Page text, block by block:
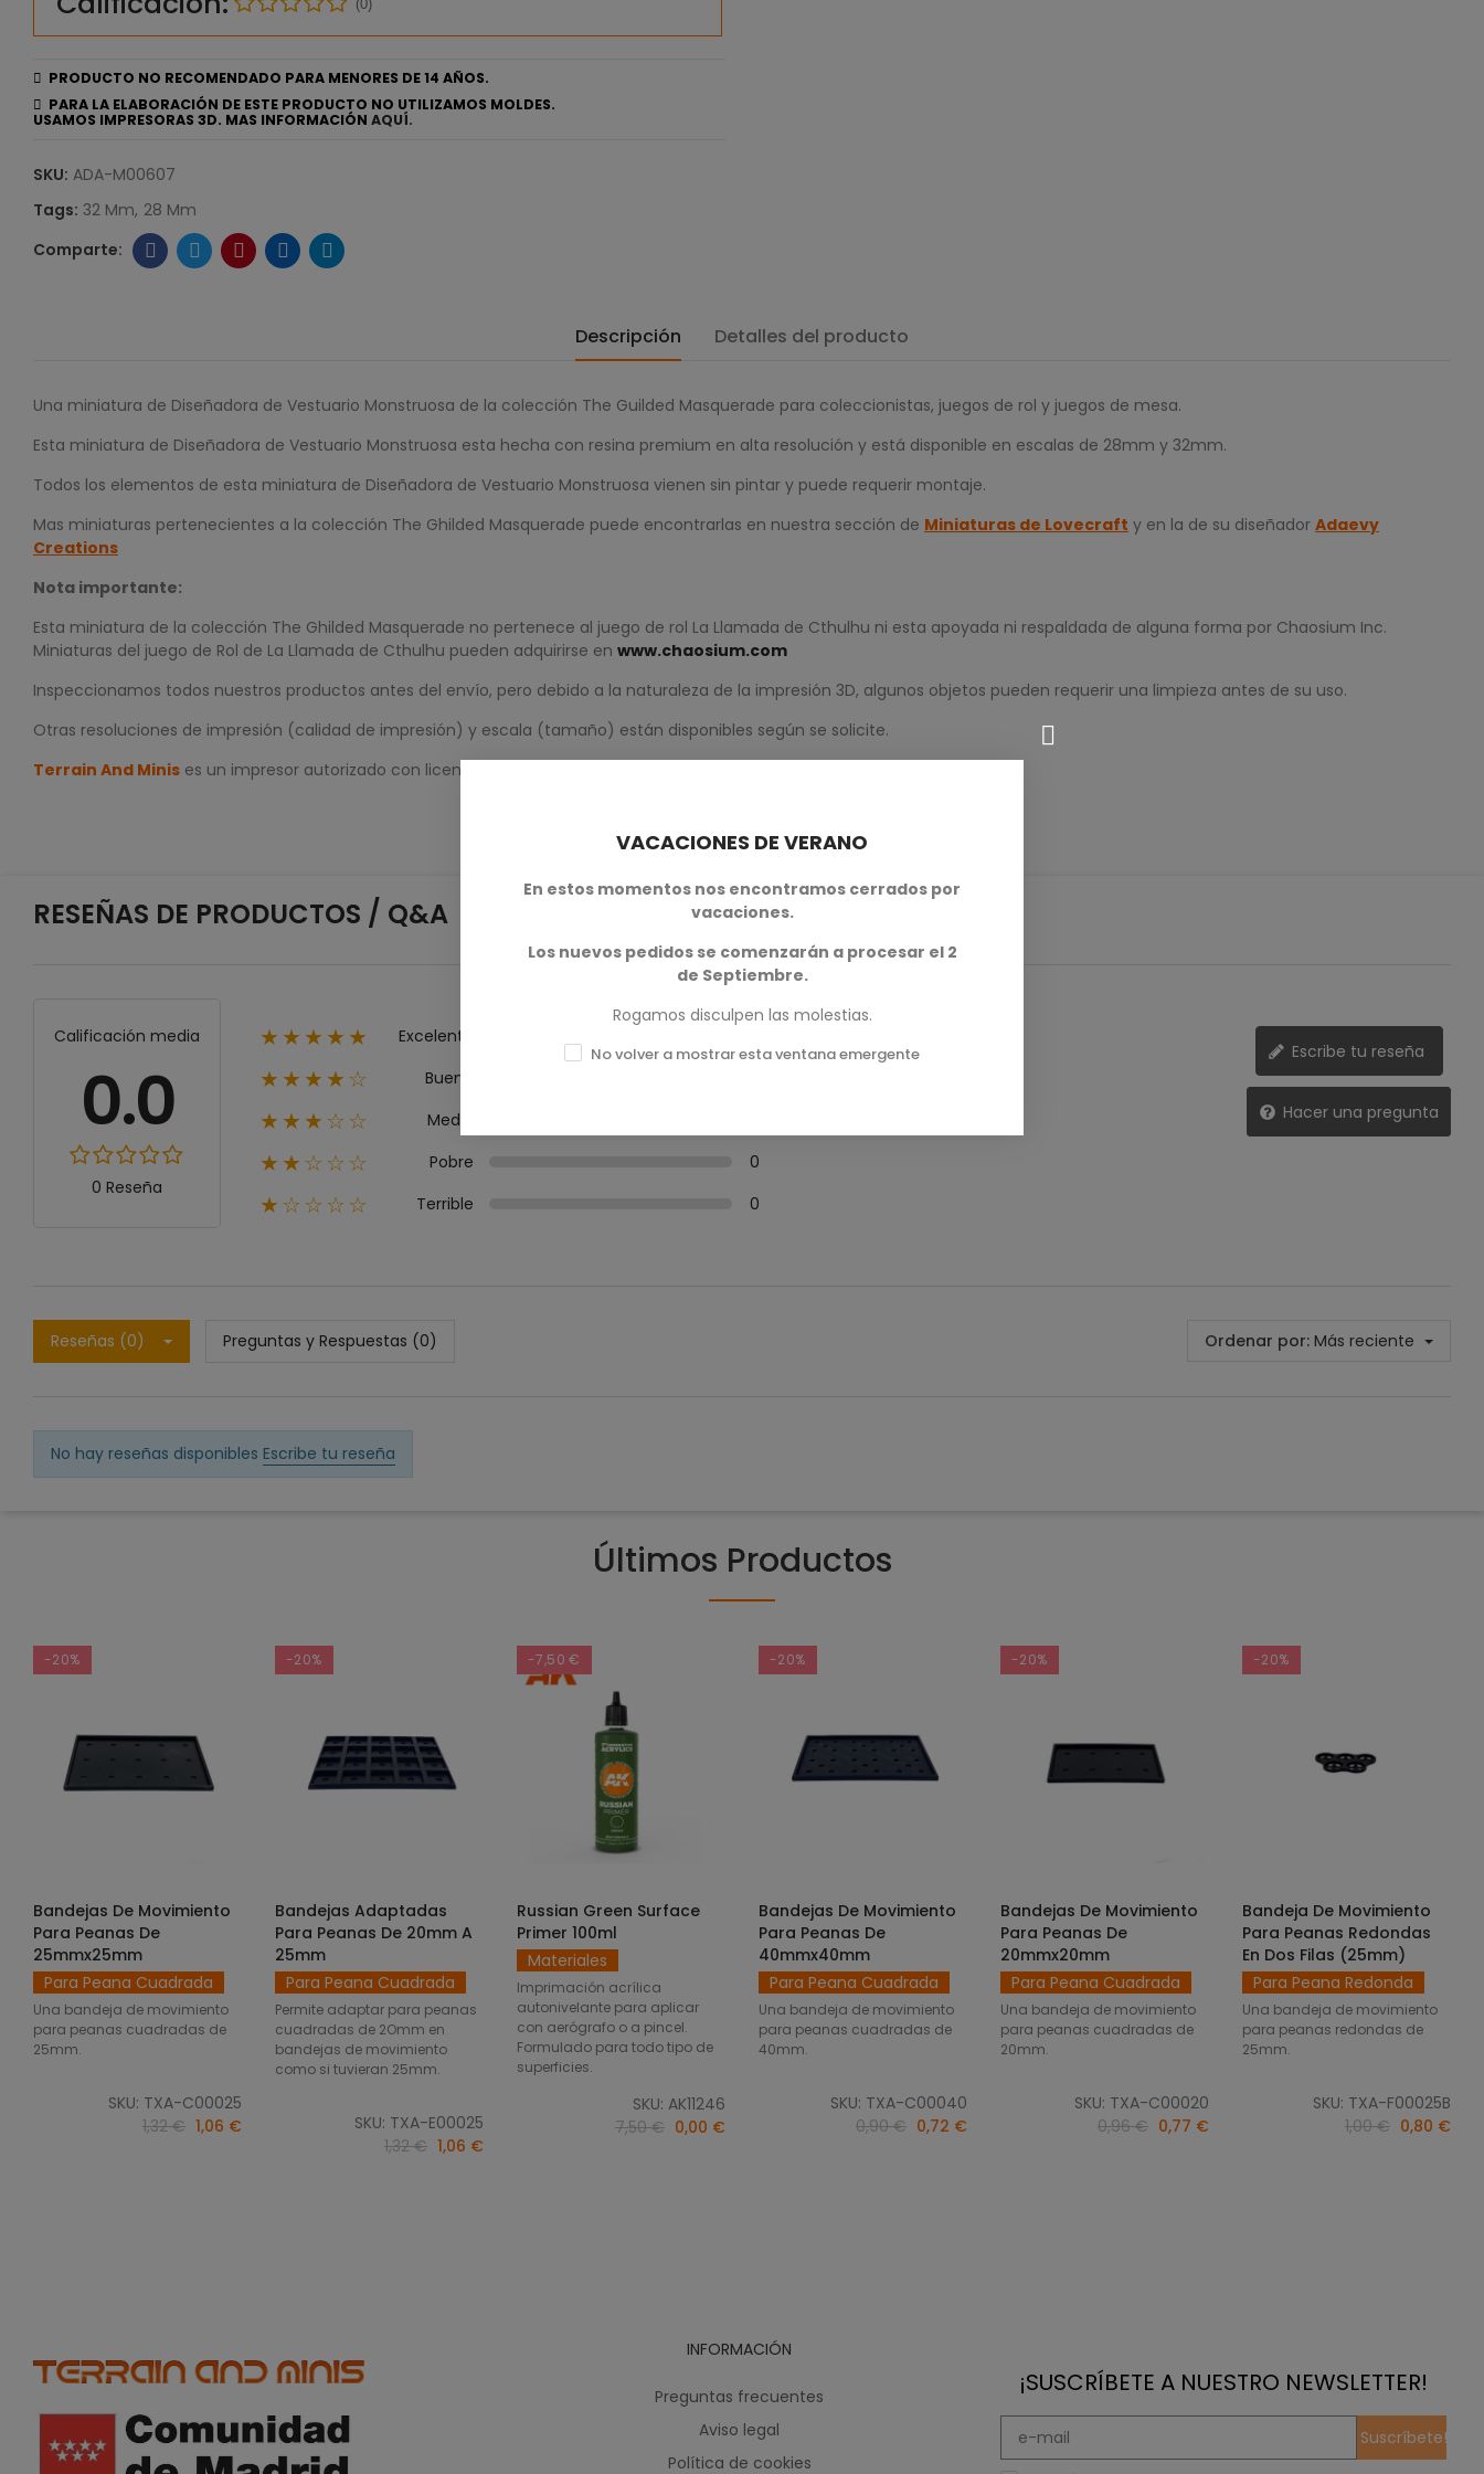
(0)
PRODUCTO NO RECOMENDADO PARA MENORES DE 14 AÑOS.
PARA LA ELABORACIÓN DE ESTE PRODUCTO NO UTILIZAMOS MOLDES.
USAMOS IMPRESORAS 3D. MAS INFORMACIÓN AQUÍ.
SKU: ADA-M00607
Tags: 32 Mm 28 Mm
Descripción Detalles del producto
Una miniatura de Diseñadora de Vestuario Monstruosa de la colección The Guilded Masquerade para coleccionistas, juegos de rol y juegos de mesa.
Esta miniatura de Diseñadora de Vestuario Monstruosa esta hecha con resina premium en alta resolución y está disponible en escalas de 28mm y 32mm.
Todos los elementos de esta miniatura de Diseñadora de Vestuario Monstruosa vienen sin pintar y puede requerir montaje.
Mas miniaturas pertenecientes a la colección The Ghilded Masquerade puede encontrarlas en nuestra sección de Miniaturas de Lovecraft y en la de su diseñador Adaevy
Creations
Nota importante:
Esta miniatura de la colección The Ghilded Masquerade no pertenece al juego de rol La Llamada de Cthulhu ni esta apoyada ni respaldada de alguna forma por Chaosium Inc.
Miniaturas del juego de Rol de La Llamada de Cthulhu pueden adquirirse en www.chaosium.com
Inspeccionamos todos nuestros productos antes del envío, pero debido a la naturaleza de la impresión 3D, algunos objetos pueden requerir una limpieza antes de su uso.
Otras resoluciones de impresión (calidad de impresión) y escala (tamaño) están disponibles según se solicite.
Terrain And Minis es un impresor autorizado con licencia comercial de
RESEÑAS DE PRODUCTOS / Q&A
Calificación media
0.0
0 Reseña
★★★★★ Excelente
★★★★☆ Bueno
★★★☆☆ Medio
★★☆☆☆ Pobre 0
★☆☆☆☆ Terrible 0
Escribe tu reseña
Hacer una pregunta
Reseñas (0) Preguntas y Respuestas (0) Ordenar por: Más reciente
No hay reseñas disponibles Escribe tu reseña
Últimos Productos
-20%
SELECCIONAR OPCIONES
Bandejas De Movimiento
Para Peanas De
25mmx25mm
Para Peana Cuadrada
Una bandeja de movimiento
para peanas cuadradas de
25mm.
SKU: TXA-C00025
1,32 € 1,06 €
-20%
SELECCIONAR OPCIONES
Bandejas Adaptadas
Para Peanas De 20mm A
25mm
Para Peana Cuadrada
Permite adaptar para peanas
cuadradas de 2Omm en
bandejas de movimiento
como si tuvieran 25mm.
SKU: TXA-E00025
1,32 € 1,06 €
-7,50 €
AÑADIR AL CARRITO
Russian Green Surface
Primer 100ml
Materiales
Imprimación acrílica
autonivelante para aplicar
con aerógrafo o a pincel.
Formulado para todo tipo de
superficies.
SKU: AK11246
7,50 € 0,00 €
-20%
SELECCIONAR OPCIONES
Bandejas De Movimiento
Para Peanas De
40mmx40mm
Para Peana Cuadrada
Una bandeja de movimiento
para peanas cuadradas de
40mm.
SKU: TXA-C00040
0,90 € 0,72 €
-20%
SELECCIONAR OPCIONES
Bandejas De Movimiento
Para Peanas De
20mmx20mm
Para Peana Cuadrada
Una bandeja de movimiento
para peanas cuadradas de
20mm.
SKU: TXA-C00020
0,96 € 0,77 €
-20%
AÑADIR AL CARRITO
Bandeja De Movimiento
Para Peanas Redondas
En Dos Filas (25mm)
Para Peana Redonda
Una bandeja de movimiento
para peanas redondas de
25mm.
SKU: TXA-F00025B
1,00 € 0,80 €
INFORMACIÓN
Preguntas frecuentes
Aviso legal
Política de cookies
¡SUSCRÍBETE A NUESTRO NEWSLETTER!
Suscríbete!
VACACIONES DE VERANO
En estos momentos nos encontramos cerrados por
vacaciones.
Los nuevos pedidos se comenzarán a procesar el 2
de Septiembre.
Rogamos disculpen las molestias.
No volver a mostrar esta ventana emergente